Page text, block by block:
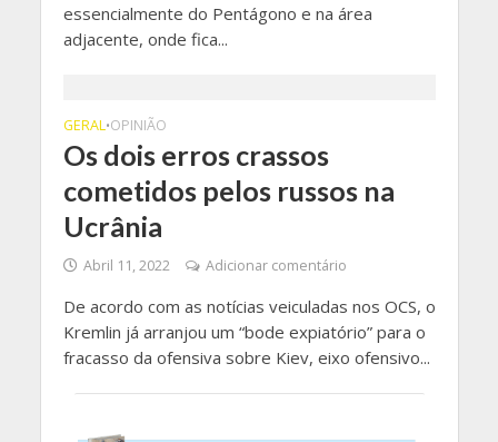
essencialmente do Pentágono e na área
adjacente, onde fica...
GERAL•OPINIÃO
Os dois erros crassos
cometidos pelos russos na
Ucrânia
Abril 11, 2022 Adicionar comentário
De acordo com as notícias veiculadas nos OCS, o
Kremlin já arranjou um “bode expiatório” para o
fracasso da ofensiva sobre Kiev, eixo ofensivo...